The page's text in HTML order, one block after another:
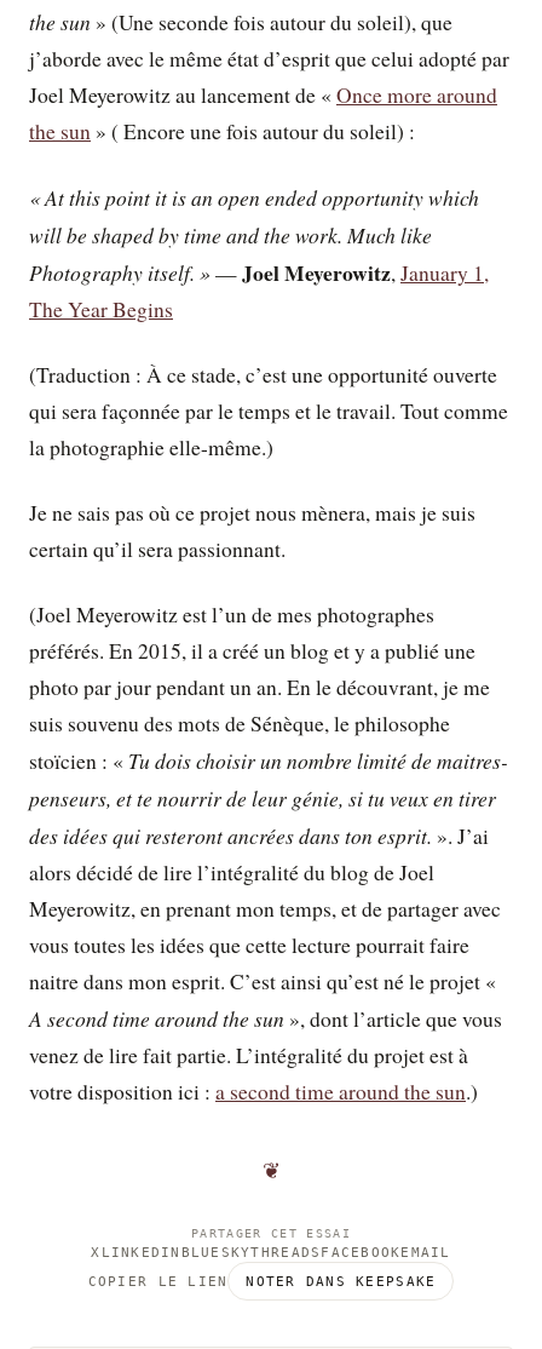
the sun » (Une seconde fois autour du soleil), que
j’aborde avec le même état d’esprit que celui adopté par
Joel Meyerowitz au lancement de « Once more around
the sun » ( Encore une fois autour du soleil) :
« At this point it is an open ended opportunity which
will be shaped by time and the work. Much like
Photography itself. » —Joel Meyerowitz,January 1,
The Year Begins
(Traduction : À ce stade, c’est une opportunité ouverte
qui sera façonnée par le temps et le travail. Tout comme
la photographie elle-même.)
Je ne sais pas où ce projet nous mènera, mais je suis
certain qu’il sera passionnant.
(Joel Meyerowitz est l’un de mes photographes
préférés. En 2015, il a créé un blog et y a publié une
photo par jour pendant un an. En le découvrant, je me
suis souvenu des mots de Sénèque, le philosophe
stoïcien : « Tu dois choisir un nombre limité de maitres-
penseurs, et te nourrir de leur génie, si tu veux en tirer
des idées qui resteront ancrées dans ton esprit. ». J’ai
alors décidé de lire l’intégralité du blog de Joel
Meyerowitz, en prenant mon temps, et de partager avec
vous toutes les idées que cette lecture pourrait faire
naitre dans mon esprit. C’est ainsi qu’est né le projet «
A second time around the sun », dont l’article que vous
venez de lire fait partie. L’intégralité du projet est à
votre disposition ici : a second time around the sun.)
❦
PARTAGER CET ESSAI
X LINKEDIN BLUESKYTHREADS FACEBOOK EMAIL
COPIER LE LIEN
NOTER DANS KEEPSAKE